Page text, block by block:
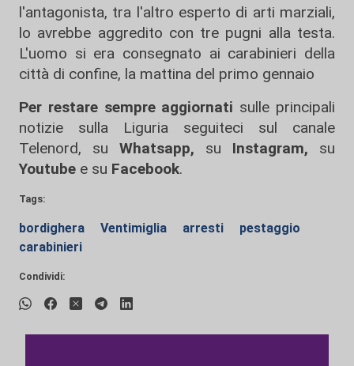
l'antagonista, tra l'altro esperto di arti marziali,
lo avrebbe aggredito con tre pugni alla testa.
L'uomo si era consegnato ai carabinieri della
città di confine, la mattina del primo gennaio
Per restare sempre aggiornati sulle principali
notizie sulla Liguria seguiteci sul canale
Telenord, su
Whatsapp, su Instagram, su
Youtube e su Facebook.
Tags:
bordighera Ventimiglia arresti
pestaggio
carabinieri
Condividi: